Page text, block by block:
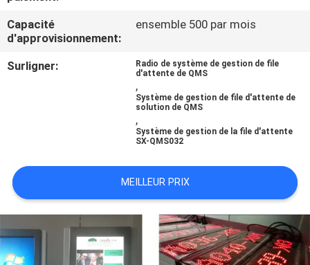
NOUS
NOUVELLES
PLAN
DU
SITE
Capacité
d'approvisionnement:
ensemble 500 par mois
Surligner:
Radio de système de gestion de file
d'attente de QMS
,
Système de gestion de file d'attente de
solution de QMS
,
Système de gestion de la file d'attente
SX-QMS032
MEILLEUR PRIX